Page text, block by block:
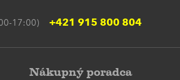
17:00) +421 915 800 804
Nákupný poradca